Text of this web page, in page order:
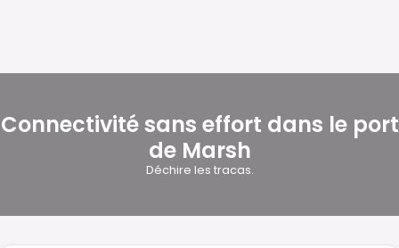
Connectivité sans effort dans le port
de Marsh
Déchire les tracas.